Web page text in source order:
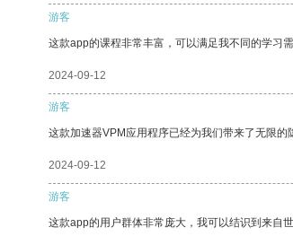
游客
这款app的课程非常丰富，可以满足我不同的学习
2024-09-12
游客
这款加速器VPM应用程序已经为我们带来了无限的
2024-09-12
游客
这款app的用户群体非常庞大，我可以结识到来自世